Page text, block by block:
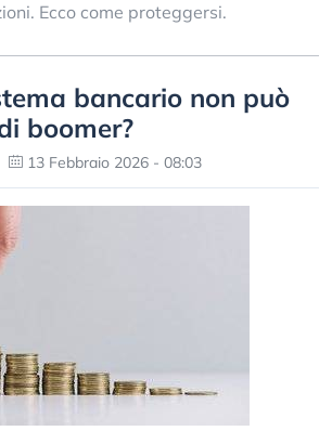
Ecco come proteggersi.
bancario non può
boomer?
13 Febbraio 2026 - 08:03